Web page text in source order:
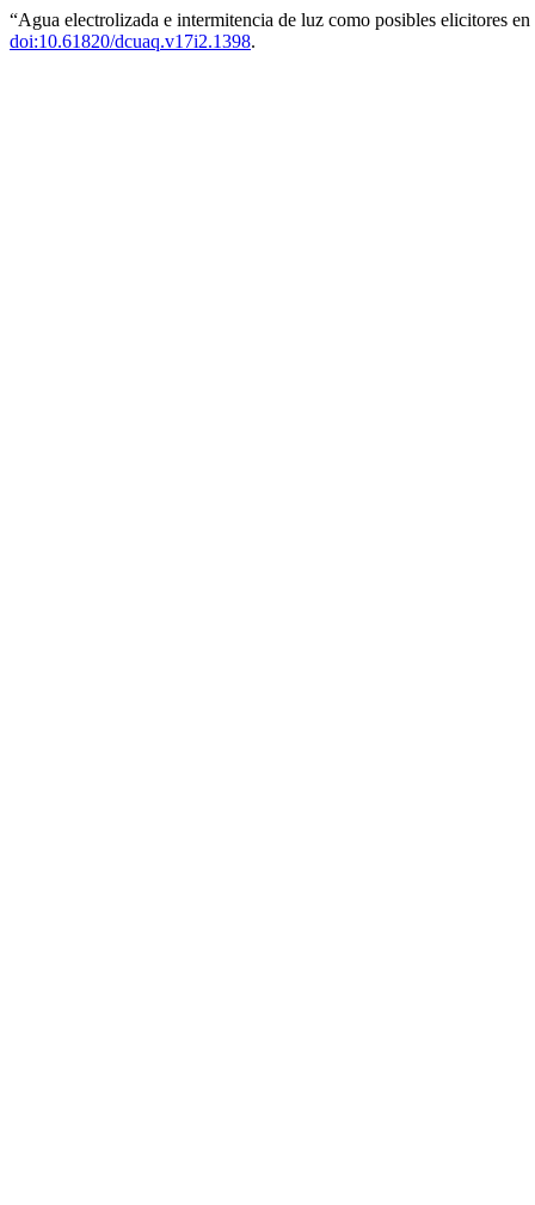
“Agua electrolizada e intermitencia de luz como posibles elicitores
doi:10.61820/dcuaq.v17i2.1398.